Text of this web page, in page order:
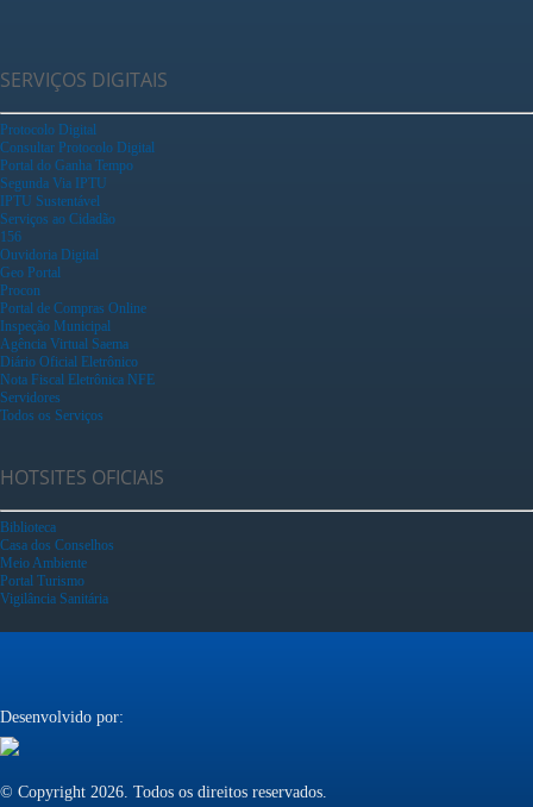
SERVIÇOS DIGITAIS
Protocolo Digital
Consultar Protocolo Digital
Portal do Ganha Tempo
Segunda Via IPTU
IPTU Sustentável
Serviços ao Cidadão
156
Ouvidoria Digital
Geo Portal
Procon
Portal de Compras Online
Inspeção Municipal
Agência Virtual Saema
Diário Oficial Eletrônico
Nota Fiscal Eletrônica NFE
Servidores
Todos os Serviços
HOTSITES OFICIAIS
Biblioteca
Casa dos Conselhos
Meio Ambiente
Portal Turismo
Vigilância Sanitária
Desenvolvido por:
© Copyright 2026. Todos os direitos reservados.